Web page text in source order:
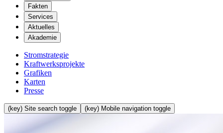
Fakten
Services
Aktuelles
Akademie
Stromstrategie
Kraftwerksprojekte
Grafiken
Karten
Presse
(key) Site search toggle (key) Mobile navigation toggle